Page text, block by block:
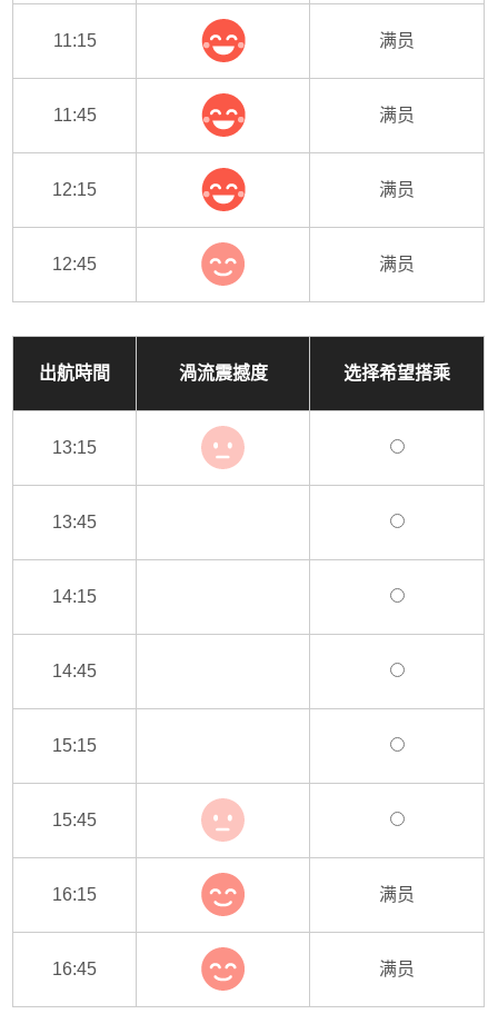
11:15 满员
11:45 满员
12:15 满员
12:45 满员
出航時間 渦流震撼度 选择希望搭乘
13:15
13:45
14:15
14:45
15:15
15:45
16:15 满员
16:45 满员